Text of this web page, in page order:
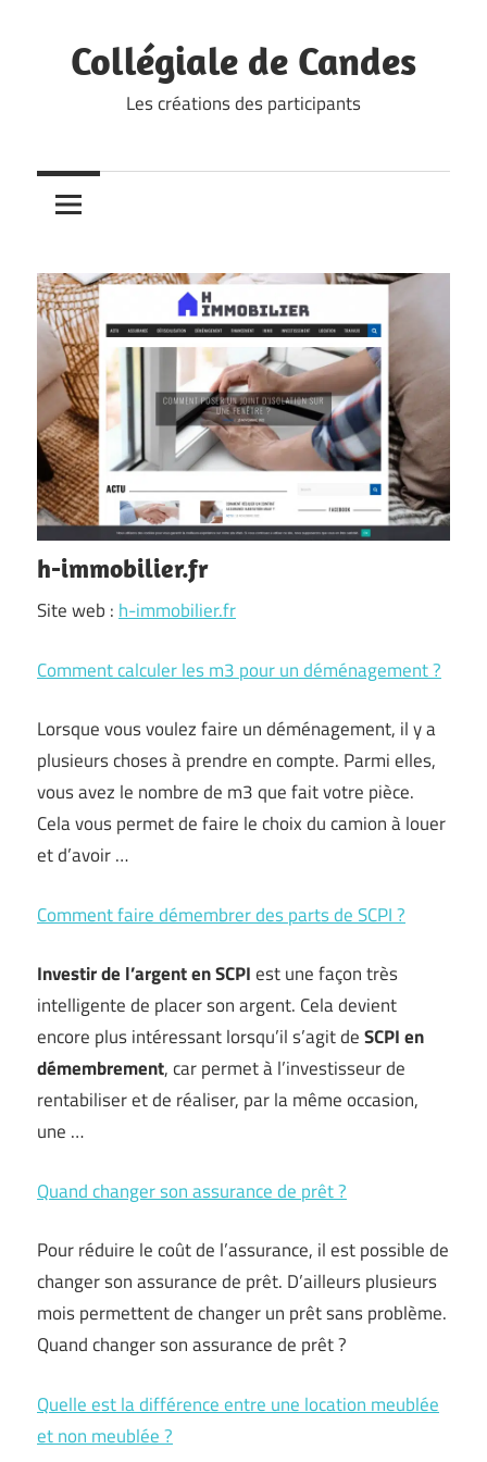
contentCollégiale de Candes
Les créations des participants
h-immobilier.fr
Site web : h-immobilier.fr
Comment calculer les m3 pour un déménagement ?
Lorsque vous voulez faire un déménagement, il y a
plusieurs choses à prendre en compte. Parmi elles,
vous avez le nombre de m3 que fait votre pièce.
Cela vous permet de faire le choix du camion à louer
et d’avoir …
Comment faire démembrer des parts de SCPI ?
Investir de l’argent en SCPIest une façon très
intelligente de placer son argent. Cela devient
encore plus intéressant lorsqu’il s’agit deSCPI en
démembrement, car permet à l’investisseur de
rentabiliser et de réaliser, par la même occasion,
une …
Quand changer son assurance de prêt ?
Pour réduire le coût de l’assurance, il est possible de
changer son assurance de prêt. D’ailleurs plusieurs
mois permettent de changer un prêt sans problème.
Quand changer son assurance de prêt ?
Quelle est la différence entre une location meublée
et non meublée ?